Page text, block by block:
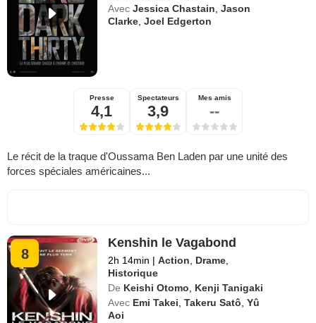
Avec Jessica Chastain ,Jason
Clarke ,Joel Edgerton
Presse
4,1
Spectateurs
3,9
Mes amis
--
Le récit de la traque d'Oussama Ben Laden par une unité des
forces spéciales américaines...
8
Kenshin le Vagabond
2h 14min | Action Drame
Historique
De Keishi Otomo
Kenji Tanigaki
Avec Emi Takei ,Takeru Satô ,Yû
Aoi